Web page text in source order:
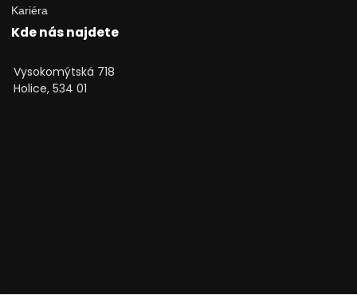
Kariéra
Kde nás najdete
Vysokomýtská 718
Holice, 534 01